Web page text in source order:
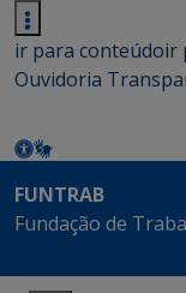
ir para conteúdoir
Ouvidoria
FUNTRAB
Fundação de